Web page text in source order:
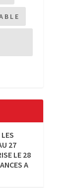
27
LE 28
A